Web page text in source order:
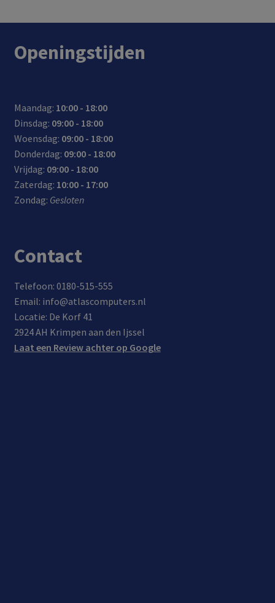
Openingstijden
Maandag: 10:00 - 18:00
Dinsdag: 09:00 - 18:00
Woensdag: 09:00 - 18:00
Donderdag: 09:00 - 18:00
Vrijdag: 09:00 - 18:00
Zaterdag: 10:00 - 17:00
Zondag: Gesloten
Contact
Telefoon: 0180-515-555
Email: info@atlascomputers.nl
Locatie: De Korf 41
2924 AH Krimpen aan den Ijssel
Laat een Review achter op Google